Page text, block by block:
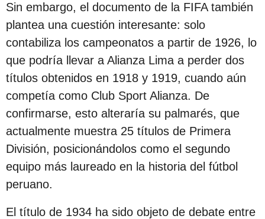
c
a
c
i
ó
n
Sin embargo, el documento de la FIFA también
plantea una cuestión interesante: solo
contabiliza los campeonatos a partir de 1926, lo
que podría llevar a Alianza Lima a perder dos
títulos obtenidos en 1918 y 1919, cuando aún
competía como Club Sport Alianza. De
confirmarse, esto alteraría su palmarés, que
actualmente muestra 25 títulos de Primera
División, posicionándolos como el segundo
equipo más laureado en la historia del fútbol
peruano.
El título de 1934 ha sido objeto de debate entre